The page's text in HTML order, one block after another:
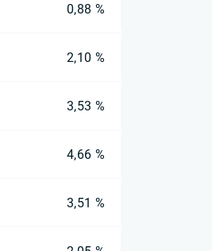
0,88 %
2,10 %
3,53 %
4,66 %
3,51 %